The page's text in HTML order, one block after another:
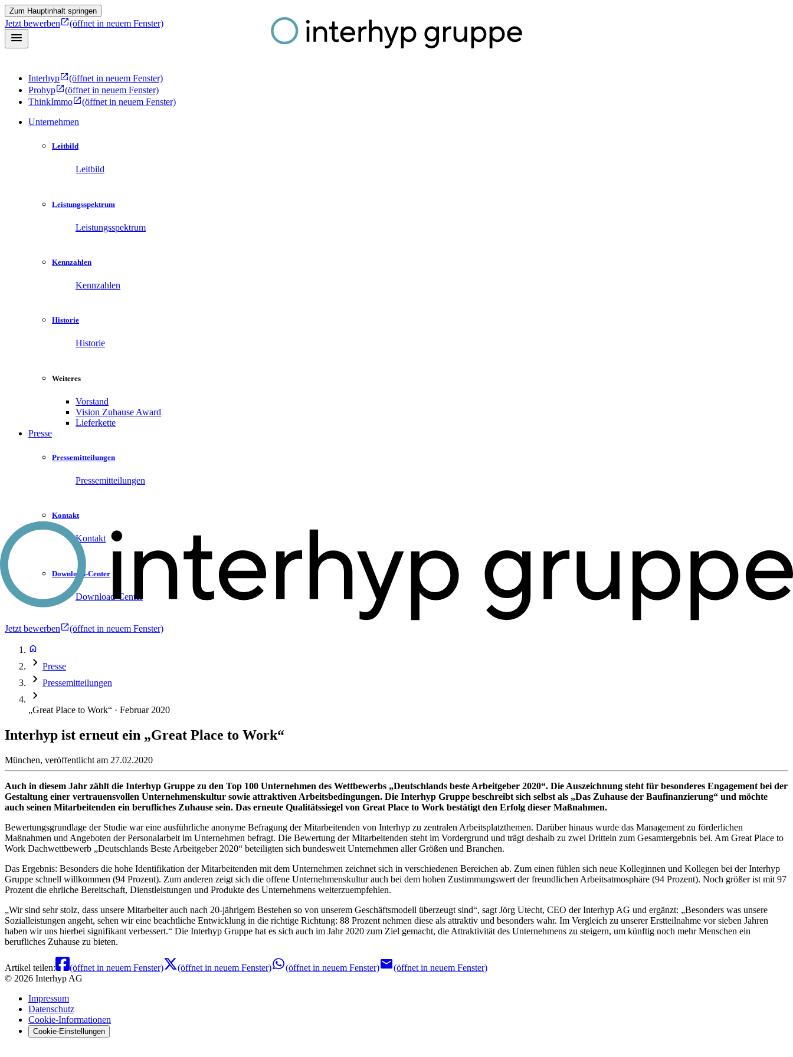
Zum Hauptinhalt springen
Jetzt bewerben (öffnet in neuem Fenster)
Interhyp
(öffnet in neuem Fenster)
Prohyp
(öffnet in neuem Fenster)
ThinkImmo
(öffnet in neuem Fenster)
Unternehmen
Leitbild
Leitbild
Leistungsspektrum
Leistungsspektrum
Kennzahlen
Kennzahlen
Historie
Historie
Weiteres
Vorstand
Vision Zuhause Award
Lieferkette
Presse
Pressemitteilungen
Pressemitteilungen
Kontakt
Kontakt
Download-Center
Download-Center
Jetzt bewerben (öffnet in neuem Fenster)
Presse
Pressemitteilungen
„Great Place to Work“ · Februar 2020
Interhyp ist erneut ein „Great Place to Work“
München, veröffentlicht am 27.02.2020
Auch in diesem Jahr zählt die Interhyp Gruppe zu den Top 100 Unternehmen des Wettbewerbs „Deutschlands beste Arbeitgeber 2020“. Die Auszeichnung steht für besonderes Engagement bei der
Gestaltung einer vertrauensvollen Unternehmenskultur sowie attraktiven Arbeitsbedingungen. Die Interhyp Gruppe beschreibt sich selbst als „Das Zuhause der Baufinanzierung“ und möchte
auch seinen Mitarbeitenden ein berufliches Zuhause sein. Das erneute Qualitätssiegel von Great Place to Work bestätigt den Erfolg dieser Maßnahmen.
Bewertungsgrundlage der Studie war eine ausführliche anonyme Befragung der Mitarbeitenden von Interhyp zu zentralen Arbeitsplatzthemen. Darüber hinaus wurde das Management zu förderlichen
Maßnahmen und Angeboten der Personalarbeit im Unternehmen befragt. Die Bewertung der Mitarbeitenden steht im Vordergrund und trägt deshalb zu zwei Dritteln zum Gesamtergebnis bei. Am Great Place to
Work Dachwettbewerb „Deutschlands Beste Arbeitgeber 2020“ beteiligten sich bundesweit Unternehmen aller Größen und Branchen.
Das Ergebnis: Besonders die hohe Identifikation der Mitarbeitenden mit dem Unternehmen zeichnet sich in verschiedenen Bereichen ab. Zum einen fühlen sich neue Kolleginnen und Kollegen bei der Interhyp
Gruppe schnell willkommen (94 Prozent). Zum anderen zeigt sich die offene Unternehmenskultur auch bei dem hohen Zustimmungswert der freundlichen Arbeitsatmosphäre (94 Prozent). Noch größer ist mit 97
Prozent die ehrliche Bereitschaft, Dienstleistungen und Produkte des Unternehmens weiterzuempfehlen.
Wir sind sehr stolz, dass unsere Mitarbeiter auch nach 20-jährigem Bestehen so von unserem Geschäftsmodell überzeugt sind , sagt Jörg Utecht, CEO der Interhyp AG und ergänzt:
Besonders was unsere
Sozialleistungen angeht, sehen wir eine beachtliche Entwicklung in die richtige Richtung: 88 Prozent nehmen diese als attraktiv und besonders wahr. Im Vergleich zu unserer Erstteilnahme vor sieben Jahren
haben wir uns hierbei signifikant verbessert.
Die Interhyp Gruppe hat es sich auch im Jahr 2020 zum Ziel gemacht, die Attraktivität des Unternehmens zu steigern, um künftig noch mehr Menschen ein
berufliches Zuhause zu bieten.
Artikel teilen: (öffnet in neuem Fenster) (öffnet in neuem Fenster) (öffnet in neuem Fenster)
(öffnet in neuem Fenster)
© 2026 Interhyp AG
Impressum
Datenschutz
Cookie-Informationen
Cookie-Einstellungen